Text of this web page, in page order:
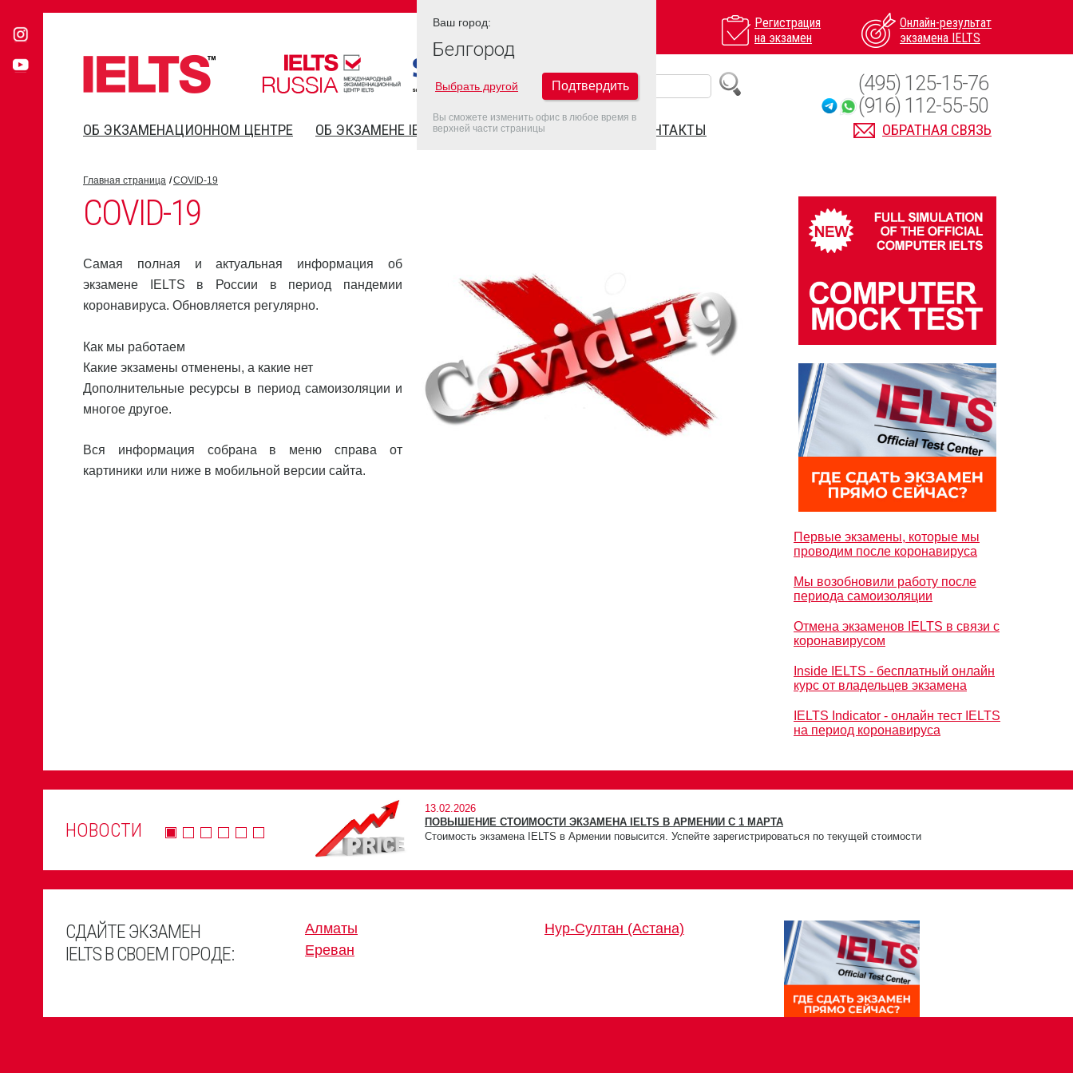
Регистрация
на экзамен
Онлайн-результат
экзамена IELTS
ОБ ЭКЗАМЕНАЦИОННОМ ЦЕНТРЕ ОБ ЭКЗАМЕНЕ IELTS FAQ ДАТЫ IELTS 2022 КОНТАКТЫ ОБРАТНАЯ СВЯЗЬ
(495) 125-15-76
(916) 112-55-50
Главная страница COVID-19
COVID-19
Самая полная и актуальная информация об
экзамене IELTS в России в период пандемии
коронавируса. Обновляется регулярно.
Как мы работаем
Какие экзамены отменены, а какие нет
Дополнительные ресурсы в период самоизоляции и
многое другое.
Вся информация собрана в меню справа от
картиники или ниже в мобильной версии сайта.
Первые экзамены, которые мы
проводим после коронавируса
Мы возобновили работу после
периода самоизоляции
Отмена экзаменов IELTS в связи с
коронавирусом
Inside IELTS - бесплатный онлайн
курс от владельцев экзамена
IELTS Indicator - онлайн тест IELTS
на период коронавируса
НОВОСТИ
13.02.2026
ПОВЫШЕНИЕ СТОИМОСТИ ЭКЗАМЕНА IELTS В АРМЕНИИ С 1 МАРТА
Стоимость экзамена IELTS в Армении повысится. Успейте зарегистрироваться по текущей стоимости
СДАЙТЕ ЭКЗАМЕН
IELTS В СВОЕМ ГОРОДЕ:
Алматы
Ереван
Нур-Султан (Астана)
Ваш город:
Белгород
Выбрать другой Подтвердить
Вы сможете изменить офис в любое время в
верхней части страницы